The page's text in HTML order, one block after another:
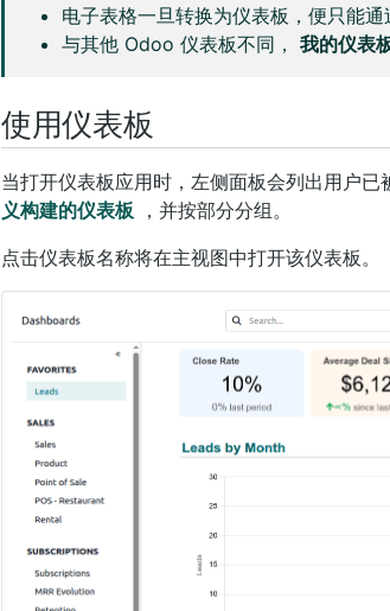
电子表格一旦转换为仪表板，便只能通
与其他 Odoo 仪表板不同， 我的仪表
使用仪表板
当打开仪表板应用时，左侧面板会列出用户已
义构建的仪表板 ，并按部分分组。
点击仪表板名称将在主视图中打开该仪表板。